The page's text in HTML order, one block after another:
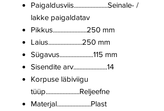
Paigaldusviis......................Seinale- /
lakke paigaldatav
Pikkus......................250 mm
Laius......................250 mm
Sügavus......................115 mm
Sisendite arv......................14
Korpuse läbiviigu
tüüp......................Reljeefne
Materjal......................Plast